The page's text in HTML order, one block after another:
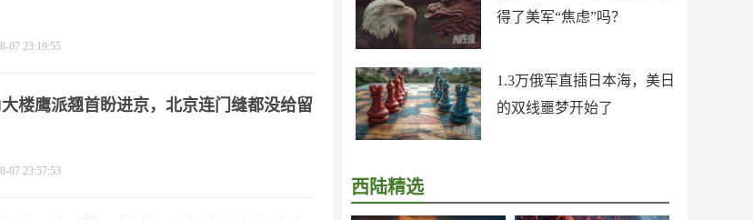
得了美军“焦虑”吗？
1.3万俄军直插日本海，美日
的双线噩梦开始了
西陆精选
07 23:19:55
楼鹰派翘首盼进京，北京连门缝都没给留
07 23:57:53